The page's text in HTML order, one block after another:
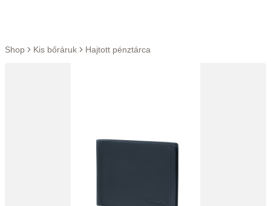
Ugrás a tartalomra
Shop Kis bőráruk Hajtott pénztárca